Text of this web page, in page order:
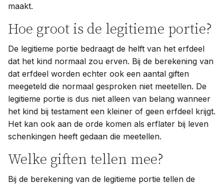
maakt.
Hoe groot is de legitieme portie?
De legitieme portie bedraagt de helft van het erfdeel
dat het kind normaal zou erven. Bij de berekening van
dat erfdeel worden echter ook een aantal giften
meegeteld die normaal gesproken niet meetellen. De
legitieme portie is dus niet alleen van belang wanneer
het kind bij testament een kleiner of geen erfdeel krijgt.
Het kan ook aan de orde komen als erflater bij leven
schenkingen heeft gedaan die meetellen.
Welke giften tellen mee?
Bij de berekening van de legitieme portie tellen de